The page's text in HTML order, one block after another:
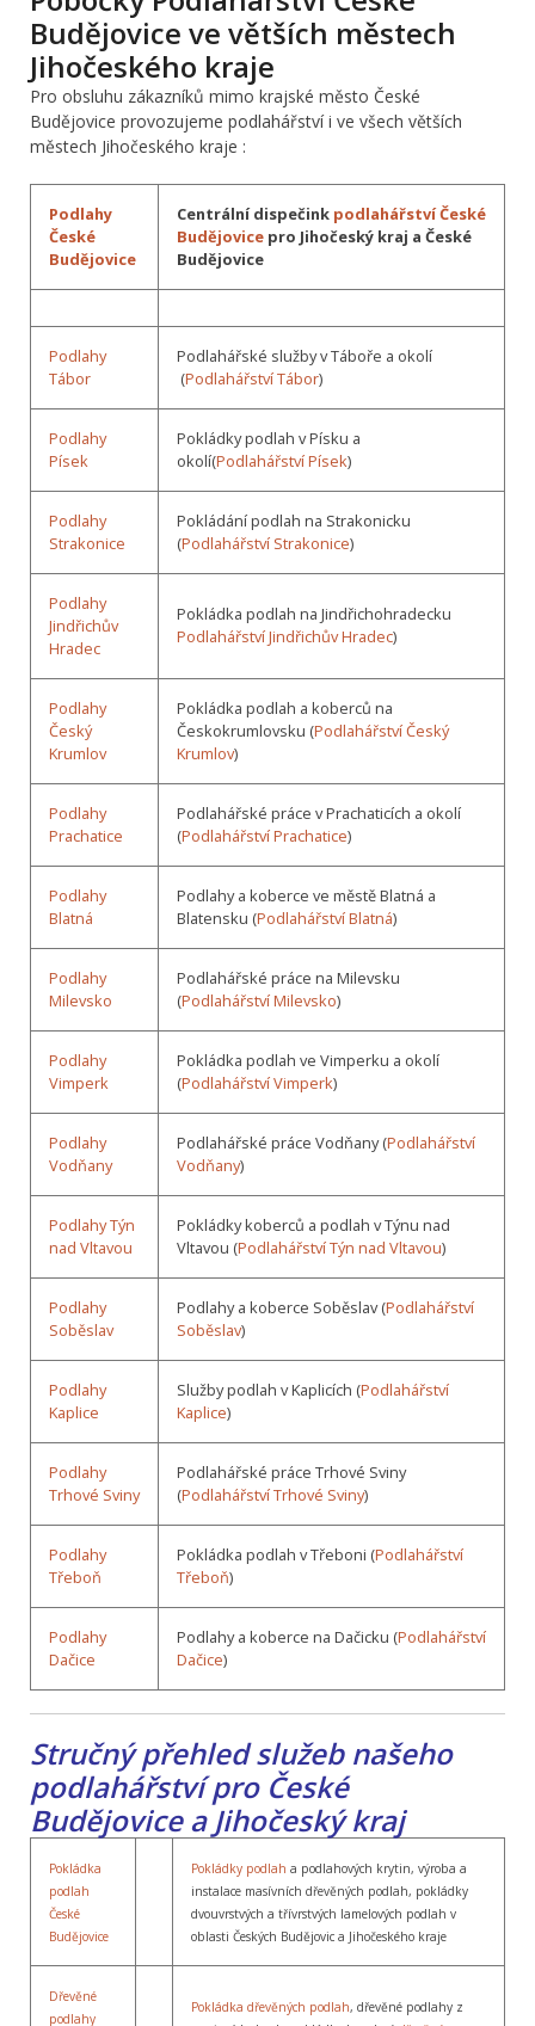
Budějovice ve větších městech
Jihočeského kraje
Pro obsluhu zákazníků mimo krajské město České
Budějovice provozujeme podlahářství i ve všech větších
městech Jihočeského kraje :
Podlahy
České
Budějovice
Centrální dispečink podlahářství České
Budějovice pro Jihočeský kraj a České
Budějovice
Podlahy
Tábor
Podlahářské služby v Táboře a okolí
(Podlahářství Tábor)
Podlahy
Písek
Pokládky podlah v Písku a
okolí(Podlahářství Písek)
Podlahy
Strakonice
Pokládání podlah na Strakonicku
(Podlahářství Strakonice)
Podlahy
Jindřichův
Hradec
Pokládka podlah na Jindřichohradecku
Podlahářství Jindřichův Hradec)
Podlahy
Český
Krumlov
Pokládka podlah a koberců na
Českokrumlovsku (Podlahářství Český
Krumlov)
Podlahy
Prachatice
Podlahářské práce v Prachaticích a okolí
(Podlahářství Prachatice)
Podlahy
Blatná
Podlahy a koberce ve městě Blatná a
Blatensku (Podlahářství Blatná)
Podlahy
Milevsko
Podlahářské práce na Milevsku
(Podlahářství Milevsko)
Podlahy
Vimperk
Pokládka podlah ve Vimperku a okolí
(Podlahářství Vimperk)
Podlahy
Vodňany
Podlahářské práce Vodňany (Podlahářství
Vodňany)
Podlahy Týn
nad Vltavou
Pokládky koberců a podlah v Týnu nad
Vltavou (Podlahářství Týn nad Vltavou)
Podlahy
Soběslav
Podlahy a koberce Soběslav (Podlahářství
Soběslav)
Podlahy
Kaplice
Služby podlah v Kaplicích (Podlahářství
Kaplice)
Podlahy
Trhové Sviny
Podlahářské práce Trhové Sviny
(Podlahářství Trhové Sviny)
Podlahy
Třeboň
Pokládka podlah v Třeboni (Podlahářství
Třeboň)
Podlahy
Dačice
Podlahy a koberce na Dačicku (Podlahářství
Dačice)
Stručný přehled služeb našeho
podlahářství pro České
Budějovice a Jihočeský kraj
Pokládka
podlah
České
Budějovice
Pokládky podlah a podlahových krytin, výroba a
instalace masívních dřevěných podlah, pokládky
dvouvrstvých a třívrstvých lamelových podlah v
oblasti Českých Budějovic a Jihočeského kraje
Dřevěné
podlahy
Pokládka dřevěných podlah, dřevěné podlahy z